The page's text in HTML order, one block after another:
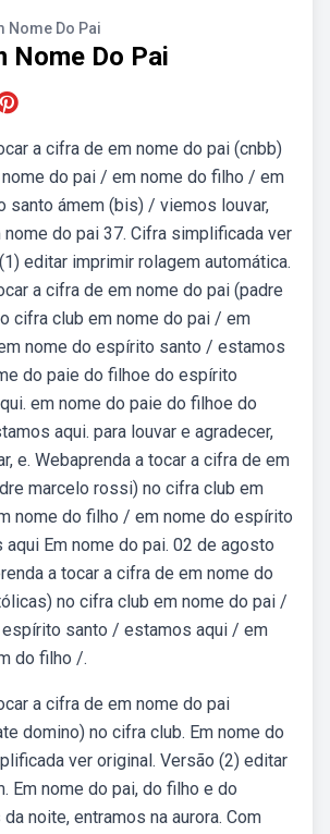
Nome Do Pai
Nome Do Pai
a cifra de em nome do pai (cnbb)
do pai / em nome do filho / em
santo ámem (bis) / viemos louvar,
nome do pai 37. Cifra simplificada ver
editar imprimir rolagem automática.
a cifra de em nome do pai (padre
cifra club em nome do pai / em
nome do espírito santo / estamos
do paie do filhoe do espírito
em nome do paie do filhoe do
aqui. para louvar e agradecer,
e. Webaprenda a tocar a cifra de em
marcelo rossi) no cifra club em
nome do filho / em nome do espírito
Em nome do pai. 02 de agosto
a tocar a cifra de em nome do
no cifra club em nome do pai /
santo / estamos aqui / em
do filho /.
a cifra de em nome do pai
domino) no cifra club. Em nome do
ver original. Versão (2) editar
Em nome do pai, do filho e do
noite, entramos na aurora. Com